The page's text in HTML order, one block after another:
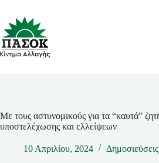
περιεχόμενο
Με τους αστυνομικούς για τα “καυτά”
υποστελέχωσης και ελλείψεων
10 Απριλίου, 2024 Δημοσιεύσεις